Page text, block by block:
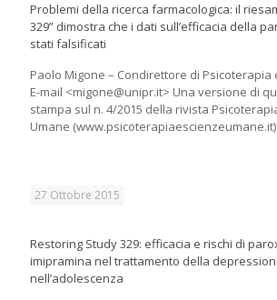
Problemi della ricerca farmacologica: il
329” dimostra che i dati sull’efficacia della
stati falsificati
Paolo Migone – Condirettore di Psicoterapia
E-mail <migone@unipr.it> Una versione di
stampa sul n. 4/2015 della rivista
Umane (www.psicoterapiaescienzeumane.it)
27 Ottobre 2015
Restoring Study 329: efficacia e rischi di
imipramina nel trattamento della
nell’adolescenza